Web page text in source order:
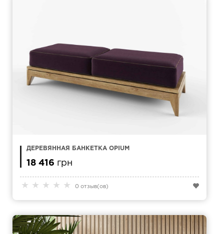
★ ★ ★ ★ ★ 0 отзыв(ов)
ДЕРЕВЯННАЯ БАНКЕТКА OPIUM
18 416 грн